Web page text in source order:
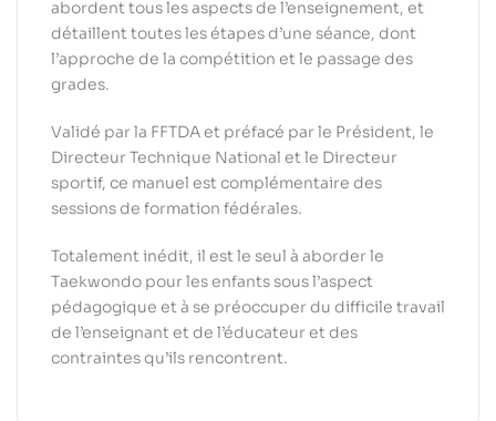
abordent tous les aspects de l’enseignement, et
détaillent toutes les étapes d’une séance, dont
l’approche de la compétition et le passage des
grades.
Validé par la FFTDA et préfacé par le Président, le
Directeur Technique National et le Directeur
sportif, ce manuel est complémentaire des
sessions de formation fédérales.
Totalement inédit, il est le seul à aborder le
Taekwondo pour les enfants sous l’aspect
pédagogique et à se préoccuper du difficile travail
de l’enseignant et de l’éducateur et des
contraintes qu’ils rencontrent.